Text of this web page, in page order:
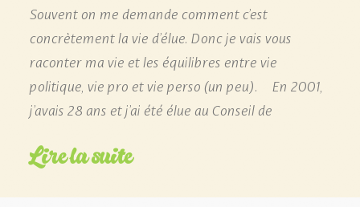
Souvent on me demande comment c’est
concrètement la vie d’élue. Donc je vais vous
raconter ma vie et les équilibres entre vie
politique, vie pro et vie perso (un peu). En 2001,
j’avais 28 ans et j’ai été élue au Conseil de
Lire la suite